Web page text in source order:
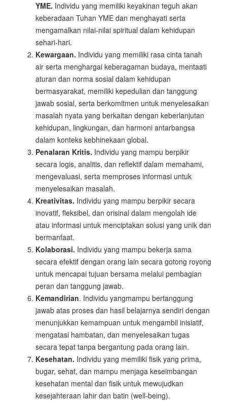
YME. Individu yang memiliki keyakinan teguh akan
keberadaan Tuhan YME dan menghayati serta
mengamalkan nilai-nilai spiritual dalam kehidupan
sehari-hari.
Kewargaan. Individu yang memiliki rasa cinta tanah
air serta menghargai keberagaman budaya, mentaati
aturan dan norma sosial dalam kehidupan
bermasyarakat, memiliki kepedulian dan tanggung
jawab sosial, serta berkomitmen untuk menyelesaikan
masalah nyata yang berkaitan dengan keberlanjutan
kehidupan, lingkungan, dan harmoni antarbangsa
dalam konteks kebhinekaan global.
Penalaran Kritis. Individu yang mampu berpikir
secara logis, analitis, dan reflektif dalam memahami,
mengevaluasi, serta memproses informasi untuk
menyelesaikan masalah.
Kreativitas. Individu yang mampu berpikir secara
inovatif, fleksibel, dan orisinal dalam mengolah ide
atau informasi untuk menciptakan solusi yang unik dan
bermanfaat.
Kolaborasi. Individu yang mampu bekerja sama
secara efektif dengan orang lain secara gotong royong
untuk mencapai tujuan bersama melalui pembagian
peran dan tanggung jawab.
Kemandirian. Individu yangmampu bertanggung
jawab atas proses dan hasil belajarnya sendiri dengan
menunjukkan kemampuan untuk mengambil inisiatif,
mengatasi hambatan, dan menyelesaikan tugas
secara tepat tanpa bergantung pada orang lain.
Kesehatan. Individu yang memiliki fisik yang prima,
bugar, sehat, dan mampu menjaga keseimbangan
kesehatan mental dan fisik untuk mewujudkan
kesejahteraan lahir dan batin (well-being).